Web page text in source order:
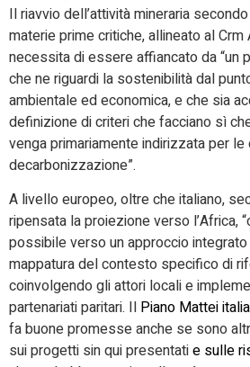
Il riavvio dell’attività mineraria
materie prime critiche, allineato al Crm
necessita di essere affiancato da “un
che ne riguardi la sostenibilità dal
ambientale ed economica, e che sia
definizione di criteri che facciano sì
venga primariamente indirizzata per
decarbonizzazione”.
A livello europeo, oltre che italiano,
ripensata la proiezione verso l’Africa,
possibile verso un approccio integrato
mappatura del contesto specifico di
coinvolgendo gli attori locali e
partenariati paritari. Il Piano Mattei
fa buone promesse anche se sono
sui progetti sin qui presentatie sulle